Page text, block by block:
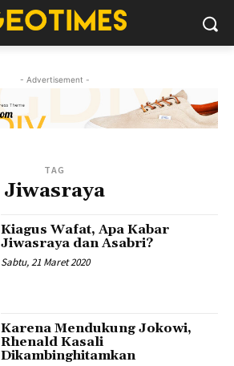
- Advertisement -
TAG
Jiwasraya
Kiagus Wafat, Apa Kabar
Jiwasraya dan Asabri?
Sabtu, 21 Maret 2020
Karena Mendukung Jokowi,
Rhenald Kasali
Dikambinghitamkan